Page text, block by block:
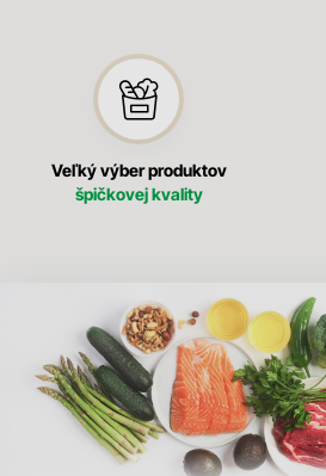
Veľký výber produktov
špičkovej kvality